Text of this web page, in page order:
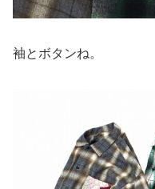
袖とボタンね。